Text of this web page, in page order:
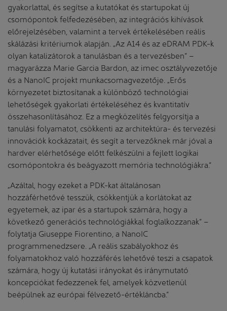
gyakorlattal, és segítse a kutatókat és startupokat új
csomópontok felfedezésében, az integrációs kihívások
előrejelzésében, valamint a tervek értékelésében reális
skálázási kritériumok alapján. „Az A14 és az eDRAM PDK-k
olyan katalizátorok a tanulásban és a tervezésben” –
magyarázza Marie Garcia Bardon, az imec osztályvezetője
és a NanoIC projekt munkacsomagvezetője. „Erős
környezetet biztosítanak a különböző technológiai
lehetőségek gyakorlati értékeléséhez és kvantitatív
összehasonlításához. Ez a megközelítés felgyorsítja a
tanulási folyamatot, csökkenti az architektúra- és tervezési
innovációk kockázatait, és segít a tervezőknek már jóval a
hardver elérhetősége előtt felkészülni a fejlett logikai
csomópontokra és beágyazott memória technológiákra.”
„Azáltal, hogy ezeket a PDK-kat általánosan
hozzáférhetővé tesszük, csökkentjük a korlátokat az
egyetemek, az ipar és a startupok számára, hogy a
következő generációs technológiákkal foglalkozzanak” –
folytatja Giuseppe Fiorentino, a NanoIC
programmenedzsere. „A reális szabályokhoz és
folyamatokhoz való hozzáférés lehetővé teszi a csapatok
számára, hogy új kutatási irányokat és iránymutató
koncepciókat fedezzenek fel, amelyek közvetlenül
beépülnek az európai félvezető-értékláncba.”